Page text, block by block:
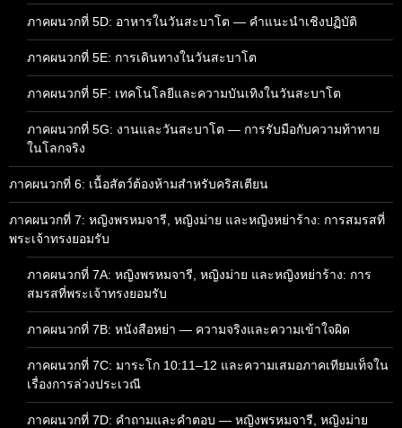
ภาคผนวกที่ 5D: อาหารในวันสะบาโต — คำแนะนำเชิงปฏิบัติ
ภาคผนวกที่ 5E: การเดินทางในวันสะบาโต
ภาคผนวกที่ 5F: เทคโนโลยีและความบันเทิงในวันสะบาโต
ภาคผนวกที่ 5G: งานและวันสะบาโต — การรับมือกับความท้าทาย
ในโลกจริง
ภาคผนวกที่ 6: เนื้อสัตว์ต้องห้ามสำหรับคริสเตียน
ภาคผนวกที่ 7: หญิงพรหมจารี, หญิงม่าย และหญิงหย่าร้าง: การสมรสที่
พระเจ้าทรงยอมรับ
ภาคผนวกที่ 7A: หญิงพรหมจารี, หญิงม่าย และหญิงหย่าร้าง: การ
สมรสที่พระเจ้าทรงยอมรับ
ภาคผนวกที่ 7B: หนังสือหย่า — ความจริงและความเข้าใจผิด
ภาคผนวกที่ 7C: มาระโก 10:11–12 และความเสมอภาคเทียมเท็จใน
เรื่องการล่วงประเวณี
ภาคผนวกที่ 7D: คำถามและคำตอบ — หญิงพรหมจารี, หญิงม่าย